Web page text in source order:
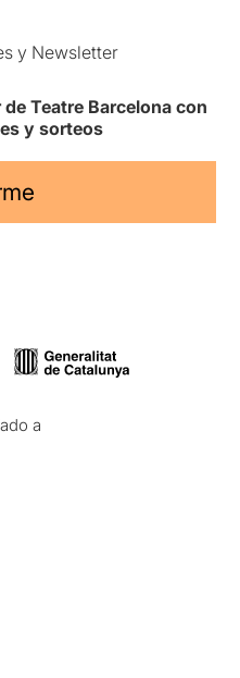
y Newsletter
Teatre Barcelona con
y sorteos
a